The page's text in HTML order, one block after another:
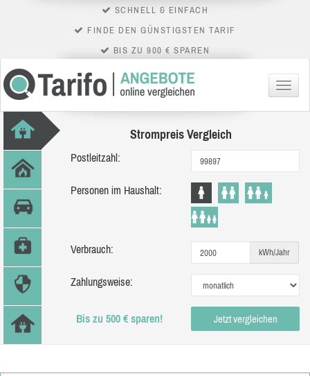
SCHNELL & EINFACH
FINDE DEN GÜNSTIGSTEN TARIF
BIS ZU 900 € SPAREN
Menü
Strompreis Vergleich
Postleitzahl:
Personen im Haushalt:
Verbrauch: kWh/Jahr
Zahlungsweise:
Bis zu 500 € sparen! Jetzt vergleichen